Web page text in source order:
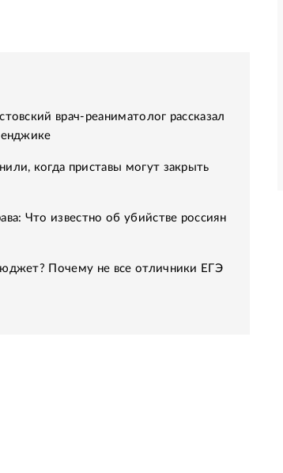
врач-реаниматолог рассказал
когда приставы могут закрыть
Что известно об убийстве россиян
Почему не все отличники ЕГЭ